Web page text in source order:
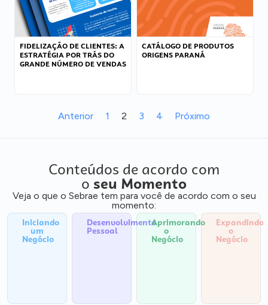
FIDELIZAÇÃO DE CLIENTES: A
ESTRATÉGIA POR TRÁS DO
GRANDE NÚMERO DE VENDAS
CATÁLOGO DE PRODUTOS
ORIGENS PARANÁ
Anterior 1 2 3 4 Próximo
Conteúdos de acordo com
o seu Momento
Veja o que o Sebrae tem para você de acordo com o seu
momento:
Iniciando
um
Negócio
Desenvolvimento
Pessoal
Aprimorando
o
Negócio
Expandindo
o
Negócio